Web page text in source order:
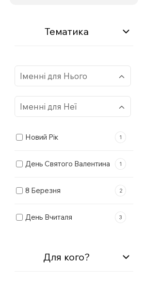
Тематика
Іменні для Нього
Алік
Анатолій
Антон
Арсен
Артем
Іменні для Неї
Аліса
Новий Рік 1
День Святого Валентина 1
8 Березня 2
День Вчиталя 3
Для кого?